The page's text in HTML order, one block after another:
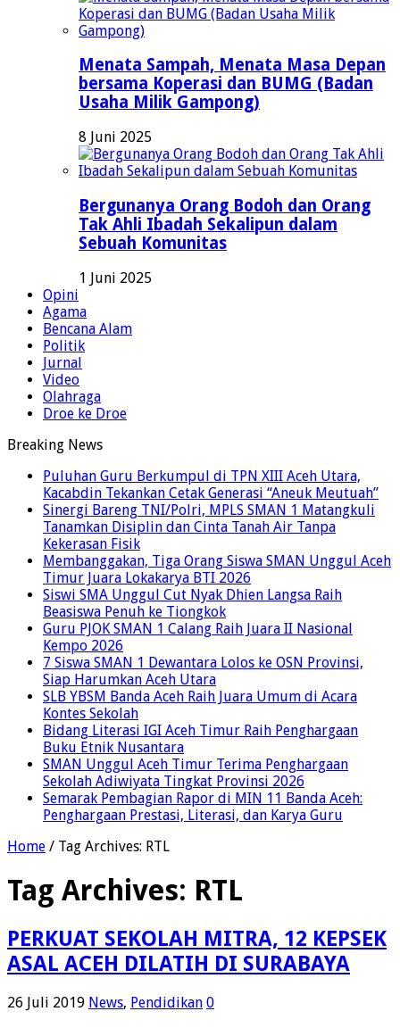
Menata Sampah, Menata Masa Depan
bersama Koperasi dan BUMG (Badan
Usaha Milik Gampong)
8 Juni 2025
Bergunanya Orang Bodoh dan Orang
Tak Ahli Ibadah Sekalipun dalam
Sebuah Komunitas
1 Juni 2025
Opini
Agama
Bencana Alam
Politik
Jurnal
Video
Olahraga
Droe ke Droe
Breaking News
Puluhan Guru Berkumpul di TPN XIII Aceh Utara,
Kacabdin Tekankan Cetak Generasi “Aneuk Meutuah”
Sinergi Bareng TNI/Polri, MPLS SMAN 1 Matangkuli
Tanamkan Disiplin dan Cinta Tanah Air Tanpa
Kekerasan Fisik
Membanggakan, Tiga Orang Siswa SMAN Unggul Aceh
Timur Juara Lokakarya BTI 2026
Siswi SMA Unggul Cut Nyak Dhien Langsa Raih
Beasiswa Penuh ke Tiongkok
Guru PJOK SMAN 1 Calang Raih Juara II Nasional
Kempo 2026
7 Siswa SMAN 1 Dewantara Lolos ke OSN Provinsi,
Siap Harumkan Aceh Utara
SLB YBSM Banda Aceh Raih Juara Umum di Acara
Kontes Sekolah
Bidang Literasi IGI Aceh Timur Raih Penghargaan
Buku Etnik Nusantara
SMAN Unggul Aceh Timur Terima Penghargaan
Sekolah Adiwiyata Tingkat Provinsi 2026
Semarak Pembagian Rapor di MIN 11 Banda Aceh:
Penghargaan Prestasi, Literasi, dan Karya Guru
Home / Tag Archives: RTL
Tag Archives: RTL
PERKUAT SEKOLAH MITRA, 12 KEPSEK
ASAL ACEH DILATIH DI SURABAYA
26 Juli 2019 News, Pendidikan 0